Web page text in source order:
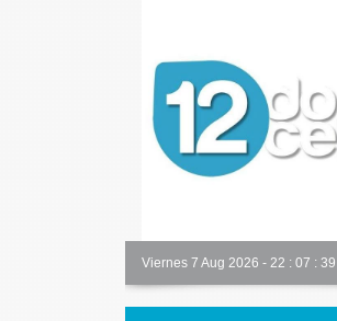
Viernes 7 Aug 2026 - 22 : 07 : 40
Alicante Actualidad